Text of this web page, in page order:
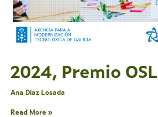
2024, Premio OSL
Ana Díaz Losada
Read More »